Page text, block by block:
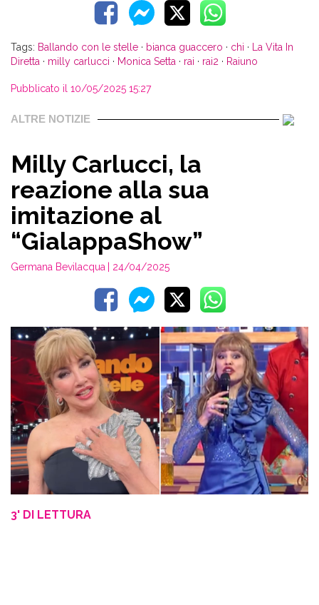
Tags: Ballando con le stelle · bianca guaccero · chi · La Vita In
Diretta · milly carlucci · Monica Setta · rai · rai2 · Raiuno
Pubblicato il 10/05/2025 15:27
ALTRE NOTIZIE
Milly Carlucci, la
reazione alla sua
imitazione al
“GialappaShow”
Germana Bevilacqua | 24/04/2025
3' DI LETTURA